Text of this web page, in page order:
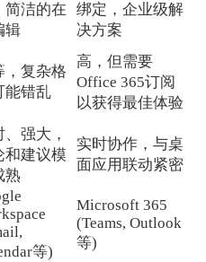
简洁的在
辑
绑定，企业级解
决方案
，复杂格
能错乱
高，但需要
Office 365订阅
以获得最佳体验
、强大，
和建议模
熟
实时协作，与桌
面应用联动紧密
等)
Microsoft 365
(Teams, Outlook
等)